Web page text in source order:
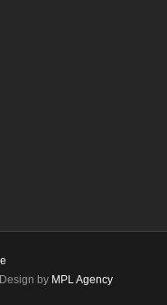
by MPL Agency